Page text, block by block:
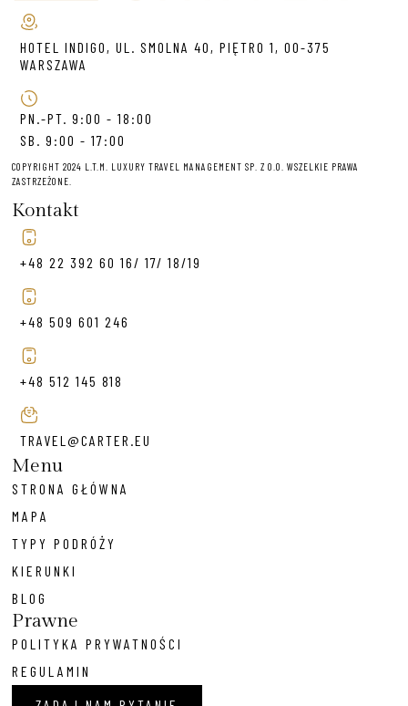
HOTEL INDIGO, UL. SMOLNA 40, PIĘTRO 1, 00-375
WARSZAWA
PN.-PT. 9:00 - 18:00
SB. 9:00 - 17:00
COPYRIGHT 2024 L.T.M. LUXURY TRAVEL MANAGEMENT SP. Z O.O. WSZELKIE PRAWA
ZASTRZEŻONE.
Kontakt
+48 22 392 60 16/ 17/ 18/19
+48 509 601 246
+48 512 145 818
TRAVEL@CARTER.EU
Menu
STRONA GŁÓWNA
MAPA
TYPY PODRÓŻY
KIERUNKI
BLOG
Prawne
POLITYKA PRYWATNOŚCI
REGULAMIN